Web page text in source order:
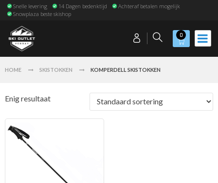
Snelle levering 14 Dagen bedenktijd
Achteraf betalen mogelijk
Snowplaza beste skishop
0
HOME SKISTOKKEN KOMPERDELL SKISTOKKEN
Enig resultaat